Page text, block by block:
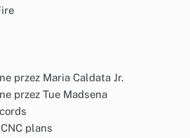
przez Maria Caldata Jr.
przez Tue Madsena
plans